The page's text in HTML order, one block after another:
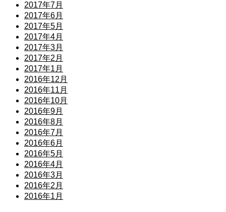
2017年7月
2017年6月
2017年5月
2017年4月
2017年3月
2017年2月
2017年1月
2016年12月
2016年11月
2016年10月
2016年9月
2016年8月
2016年7月
2016年6月
2016年5月
2016年4月
2016年3月
2016年2月
2016年1月